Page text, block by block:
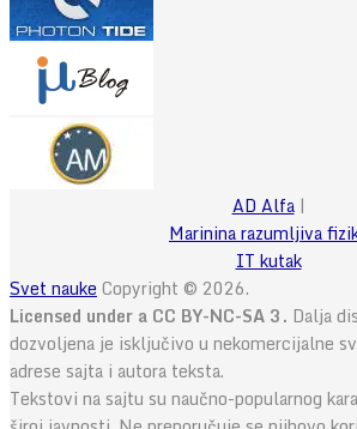
AD Alfa|
Marinina razumljiva
IT kutak
Svet nauke Copyright © 2026.
Licensed under a CC BY-NC-SA 3. Dalja
dozvoljena je isključivo u nekomercijalne
adrese sajta i autora teksta.
Tekstovi na sajtu su naučno-popularnog